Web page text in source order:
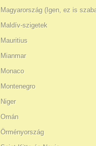
Magyarország (Igen, ez is
Maldív-szigetek
Mauritius
Mianmar
Monaco
Montenegro
Niger
Omán
Örményország